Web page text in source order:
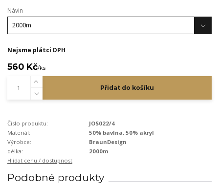
Návin
Nejsme plátci DPH
560 Kč/ks
Přidat do košíku
Číslo produktu:
JOS022/4
Materiál:
50% bavlna, 50% akryl
Výrobce:
BraunDesign
délka:
2000m
Hlídat cenu / dostupnost
Podobné produkty